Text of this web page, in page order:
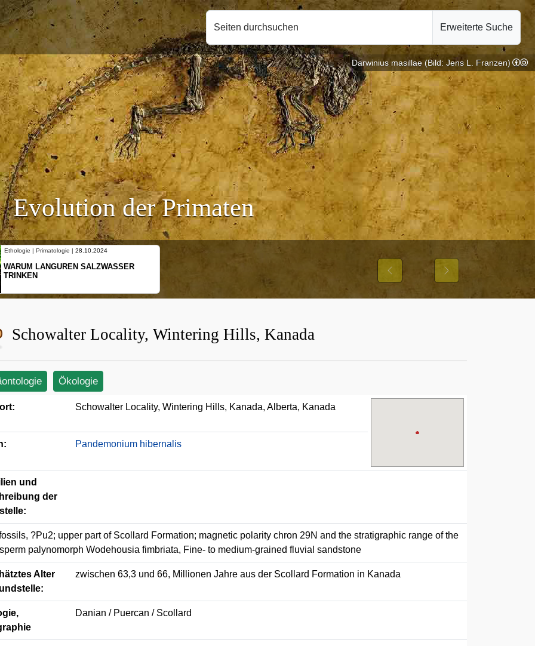
Seiten durchsuchen Erweiterte Suche
Evolution der Primaten
Ethologie | Primatologie |
BEWEGUNGSMUSTER
| Primatologie |28.10.2024
LANGUREN SALZWASSER
Previous Next
Darwinius masillae (Bild: Jens L. Franzen)
Schowalter Locality, Wintering Hills, Kanada
Ökologie
Schowalter Locality, Wintering Hills, Kanada, Alberta, Kanada
Pandemonium hibernalis
und
der
?Pu2; upper part of Scollard Formation; magnetic polarity chron 29N and the stratigraphic range of the
palynomorph Wodehousia fimbriata, Fine- to medium-grained fluvial sandstone
Alter
zwischen 63,3 und 66, Millionen Jahre aus der Scollard Formation in Kanada
Danian / Puercan / Scollard